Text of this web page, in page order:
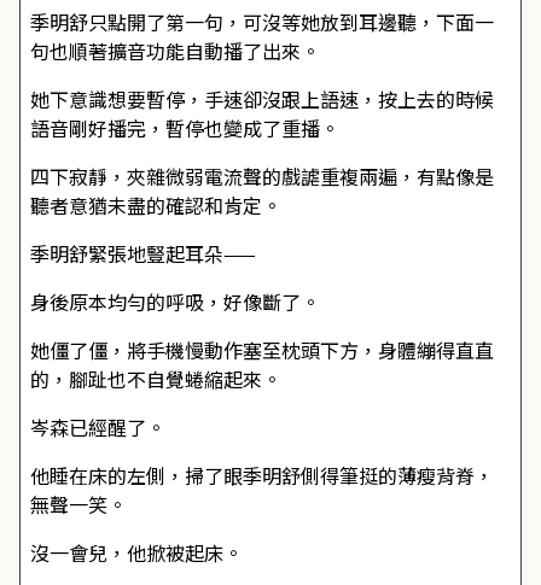
季明舒只點開了第一句，可沒等她放到耳邊聽，下面一
句也順著擴音功能自動播了出來。
她下意識想要暫停，手速卻沒跟上語速，按上去的時候
語音剛好播完，暫停也變成了重播。
四下寂靜，夾雜微弱電流聲的戲謔重複兩遍，有點像是
聽者意猶未盡的確認和肯定。
季明舒緊張地豎起耳朵——
身後原本均勻的呼吸，好像斷了。
她僵了僵，將手機慢動作塞至枕頭下方，身體繃得直直
的，腳趾也不自覺蜷縮起來。
岑森已經醒了。
他睡在床的左側，掃了眼季明舒側得筆挺的薄瘦背脊，
無聲一笑。
沒一會兒，他掀被起床。